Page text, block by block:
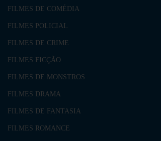
FILMES DE COMÉDIA
FILMES POLICIAL
FILMES DE CRIME
FILMES FICÇÃO
FILMES DE MONSTROS
FILMES DRAMA
FILMES DE FANTASIA
FILMES ROMANCE